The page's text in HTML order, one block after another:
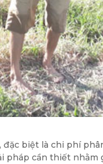
biệt là chi phí
pháp cần thiết nhằm